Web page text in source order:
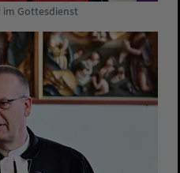
im Gottesdienst